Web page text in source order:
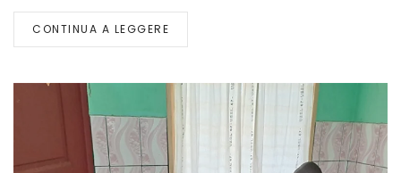
CONTINUA A LEGGERE